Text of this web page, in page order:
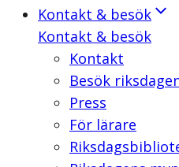
Kontakt & besök
Kontakt & besök
Kontakt
Besök
Press
För lärare